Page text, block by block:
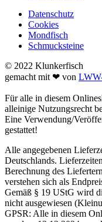
Datenschutz
Cookies
Mondfisch
Schmucksteine
© 2022 Klunkerfisch
gemacht mit ❤ von
Für alle in diesem
alleinige Nutzungsrecht
Eine Verwendung/
gestattet!
Alle angegebenen
Deutschlands.
Berechnung des
verstehen sich als
Gemäß § 19 UStG wird
nicht ausgewiesen
GPSR: Alle in diesem